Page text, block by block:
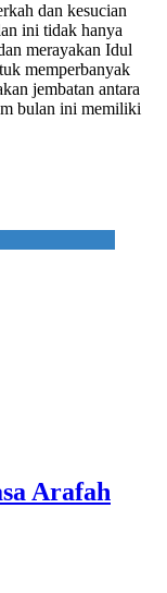
dan kesucian
ini tidak hanya
merayakan Idul
memperbanyak
jembatan antara
bulan ini memiliki
Arafah